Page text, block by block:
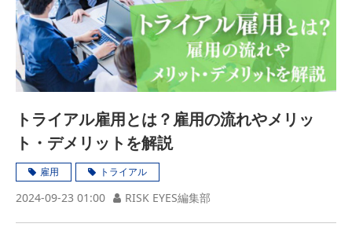
トライアル雇用とは？雇用の流れやメリッ
ト・デメリットを解説
雇用 トライアル
2024-09-23 01:00 RISK EYES編集部